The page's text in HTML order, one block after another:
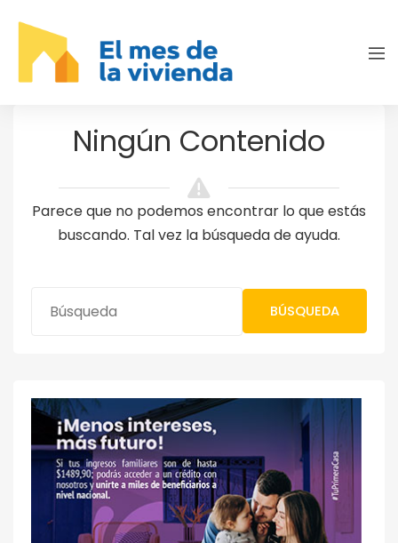
Ningún Contenido
Parece que no podemos encontrar lo que estás
buscando. Tal vez la búsqueda de ayuda.
BÚSQUEDA